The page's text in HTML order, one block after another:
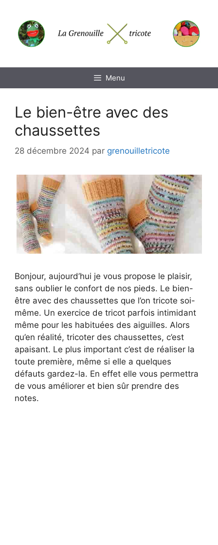
contenu
Menu
Le bien-être avec des
chaussettes
28 décembre 2024 par grenouilletricote
Bonjour, aujourd’hui je vous propose le plaisir,
sans oublier le confort de nos pieds. Le bien-
être avec des chaussettes que l’on tricote soi-
même. Un exercice de tricot parfois intimidant
même pour les habituées des aiguilles. Alors
qu’en réalité, tricoter des chaussettes, c’est
apaisant. Le plus important c’est de réaliser la
toute première, même si elle a quelques
défauts gardez-la. En effet elle vous permettra
de vous améliorer et bien sûr prendre des
notes.